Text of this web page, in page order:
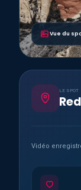
Vue du
LE SPOT
Vidéo